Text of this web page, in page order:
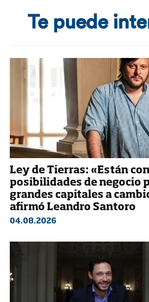
Te puede
Ley de Tierras: «Están
posibilidades de negocio
grandes capitales a
afirmó Leandro Santoro
04.08.2026